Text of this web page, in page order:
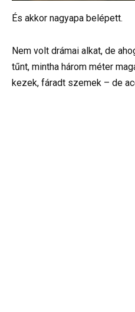
És akkor nagyapa belépett.
Nem volt drámai alkat, de
tűnt, mintha három méter
kezek, fáradt szemek – de